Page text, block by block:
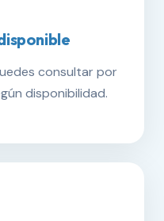
consultar por
disponibilidad.